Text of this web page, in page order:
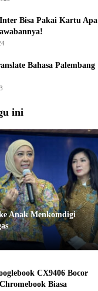
Bisa Pakai Kartu Apa
Bahasa Palembang
ini
Anak Menkomdigi
CX9406 Bocor
Biasa